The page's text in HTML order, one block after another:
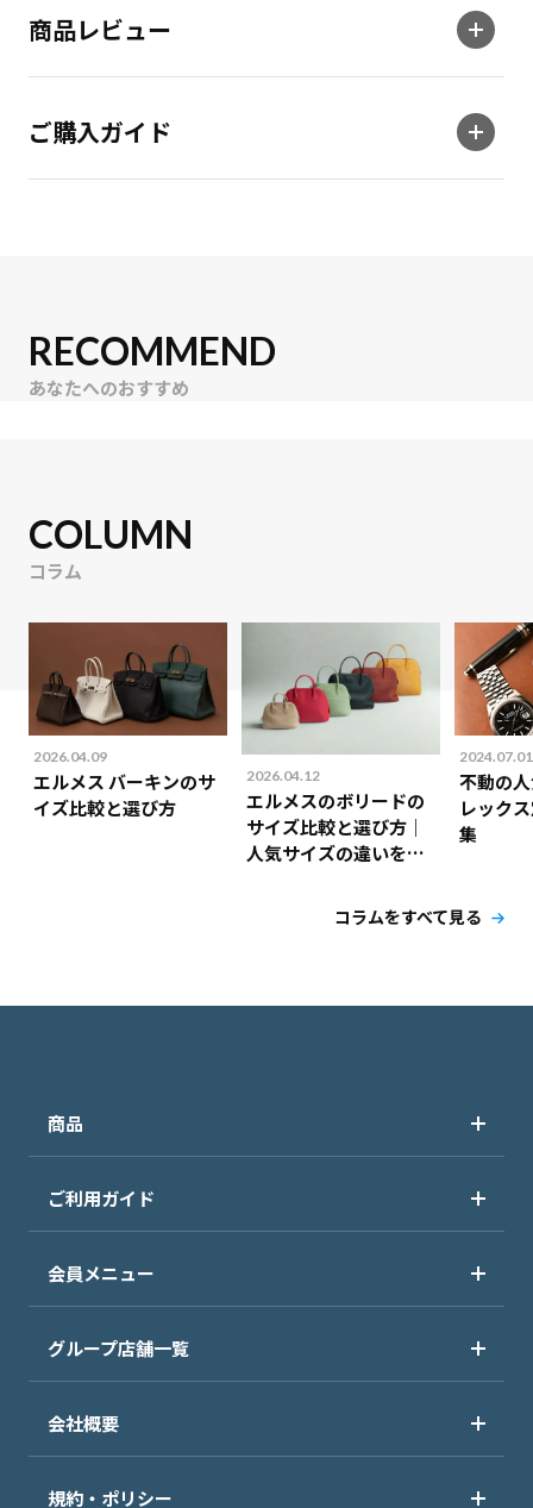
商品レビュー
ご購入ガイド
RECOMMEND
あなたへのおすすめ
COLUMN
コラム
2026.04.09
エルメス バーキンのサ
イズ比較と選び方
2026.04.12
エルメスのボリードの
サイズ比較と選び方｜
人気サイズの違いを解
2024.07.01
不動の
レック
集
コラムをすべて見る
商品
ご利用ガイド
会員メニュー
グループ店舗一覧
会社概要
規約・ポリシー